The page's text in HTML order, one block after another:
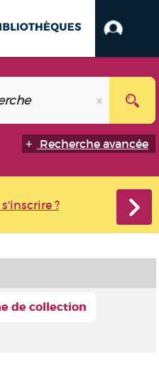
Recherche avancée
?
de collection